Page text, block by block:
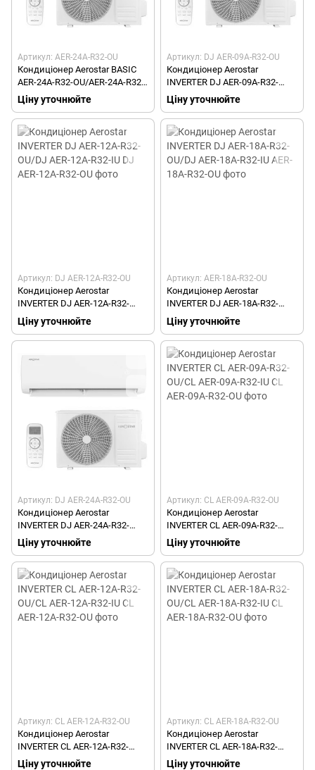
Артикул: AER-24A-R32-OU
Кондиціонер Aerostar BASIC
AER-24A-R32-OU/AER-24A-R32-
IU
Ціну уточнюйте
Артикул: DJ AER-09A-R32-OU
Кондиціонер Aerostar
INVERTER DJ AER-09A-R32-
OU/DJ AER-09A-R32-IU
Ціну уточнюйте
Артикул: DJ AER-12A-R32-OU
Кондиціонер Aerostar
INVERTER DJ AER-12A-R32-
OU/DJ AER-12A-R32-IU
Ціну уточнюйте
Артикул: AER-18A-R32-OU
Кондиціонер Aerostar
INVERTER DJ AER-18A-R32-
OU/DJ AER-18A-R32-IU
Ціну уточнюйте
Артикул: DJ AER-24A-R32-OU
Кондиціонер Aerostar
INVERTER DJ AER-24A-R32-
OU/DJ AER-24A-R32-IU
Ціну уточнюйте
Артикул: CL AER-09A-R32-OU
Кондиціонер Aerostar
INVERTER CL AER-09A-R32-
OU/CL AER-09A-R32-IU
Ціну уточнюйте
Артикул: CL AER-12A-R32-OU
Кондиціонер Aerostar
INVERTER CL AER-12A-R32-
OU/CL AER-12A-R32-IU
Ціну уточнюйте
Артикул: CL AER-18A-R32-OU
Кондиціонер Aerostar
INVERTER CL AER-18A-R32-
OU/CL AER-18A-R32-IU
Ціну уточнюйте